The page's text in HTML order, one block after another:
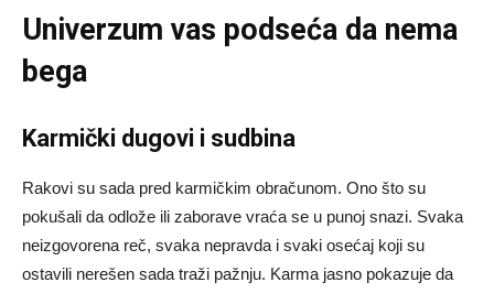
Univerzum vas podseća da nema
bega
Karmički dugovi i sudbina
Rakovi su sada pred karmičkim obračunom. Ono što su
pokušali da odlože ili zaborave vraća se u punoj snazi. Svaka
neizgovorena reč, svaka nepravda i svaki osećaj koji su
ostavili nerešen sada traži pažnju. Karma jasno pokazuje da